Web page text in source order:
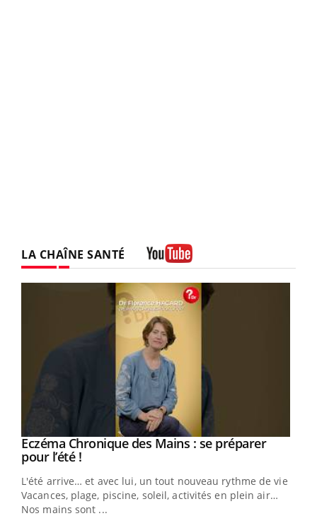
LA CHAÎNE SANTÉ
Youtube
Eczéma Chronique des Mains : se préparer
pour l’été !Youtube
L'été arrive… et avec lui, un tout nouveau rythme de vie !
Vacances, plage, piscine, soleil, activités en plein air…
Nos mains sont ...